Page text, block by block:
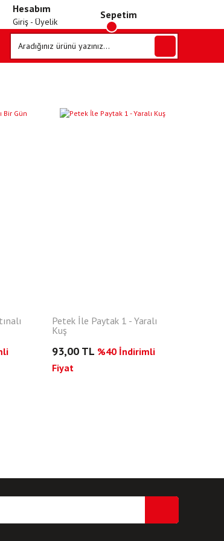
Hesabım
Giriş - Üyelik
Sepetim
Petek İle Paytak 1 - Yaralı
Kuş
93,00 TL %40 İndirimli
Fiyat